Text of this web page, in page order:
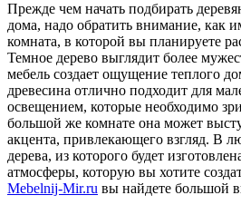
Прежде чем начать подбирать
дома, надо обратить внимание, как
комната, в которой вы планируете
Темное дерево выглядит более
мебель создает ощущение теплого
древесина отлично подходит для
освещением, которые необходимо
большой же комнате она может
акцента, привлекающего взгляд. В
дерева, из которого будет
атмосферы, которую вы хотите
Mebelnij-Mir.ru вы найдете большой